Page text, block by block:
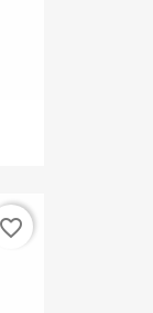
favorite_border